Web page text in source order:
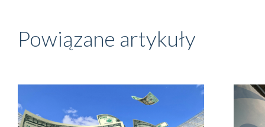
Powiązane artykuły